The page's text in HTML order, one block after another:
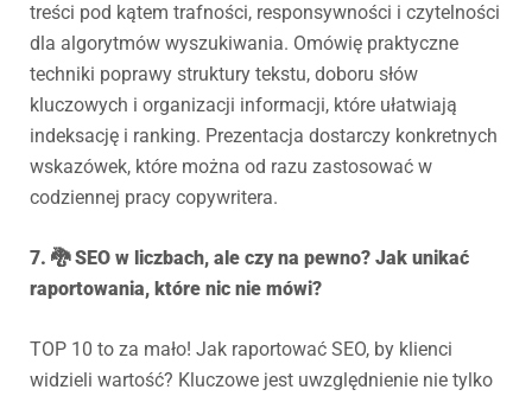
treści pod kątem trafności, responsywności i czytelności
dla algorytmów wyszukiwania. Omówię praktyczne
techniki poprawy struktury tekstu, doboru słów
kluczowych i organizacji informacji, które ułatwiają
indeksację i ranking. Prezentacja dostarczy konkretnych
wskazówek, które można od razu zastosować w
codziennej pracy copywritera.
7. 🐉 SEO w liczbach, ale czy na pewno? Jak unikać
raportowania, które nic nie mówi?
TOP 10 to za mało! Jak raportować SEO, by klienci
widzieli wartość? Kluczowe jest uwzględnienie nie tylko